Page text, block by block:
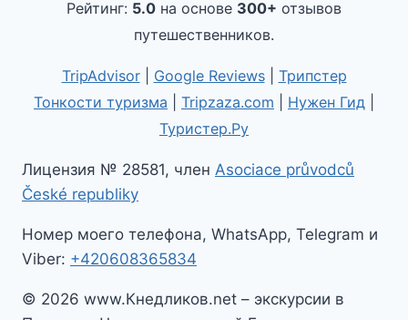
Рейтинг: 5.0 на основе 300+ отзывов
путешественников.
TripAdvisor| Google Reviews| Трипстер
Тонкости туризма
Tripzaza.com Нужен Гид
Туристер.Ру
Лицензия № 28581, член Asociace průvodců
České republiky
Номер моего телефона, WhatsApp, Telegram и
Viber: +420608365834
© 2026 www.Кнедликов.net – экскурсии в